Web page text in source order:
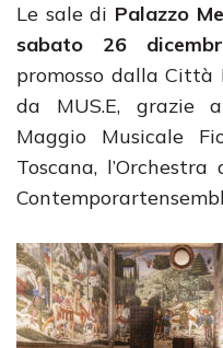
Le sale di Palazzo
sabato 26
promosso dalla
da MUS.E, grazie
Maggio Musicale
Toscana,